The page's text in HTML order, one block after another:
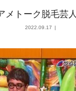
メトーク脱毛芸
2022.09.17